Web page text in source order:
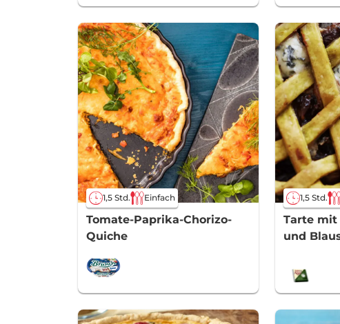
1,5 Std. Einfach
Tomate-Paprika-Chorizo-
Quiche
1,5 Std.
Tarte mit
und